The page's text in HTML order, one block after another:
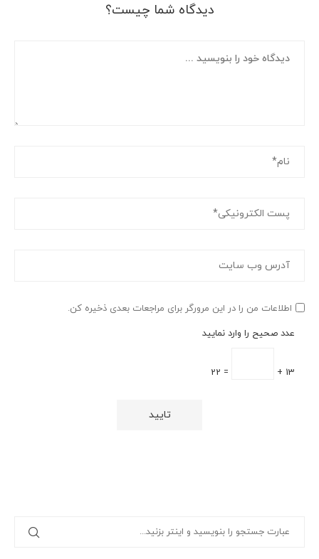
دیدگاه شما چیست؟
اطلاعات من را در این مرورگر برای مراجعات بعدی ذخیره کن.
عدد صحیح را وارد نمایید
13 +
= 22